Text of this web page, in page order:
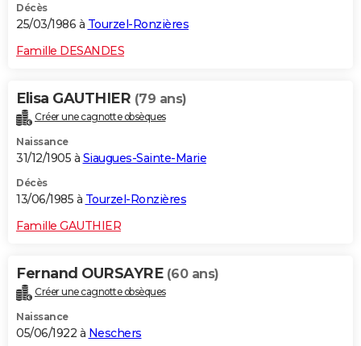
Décès
25/03/1986 à Tourzel-Ronzières
Famille DESANDES
Elisa GAUTHIER (79 ans)
Créer une cagnotte obsèques
Naissance
31/12/1905 à Siaugues-Sainte-Marie
Décès
13/06/1985 à Tourzel-Ronzières
Famille GAUTHIER
Fernand OURSAYRE (60 ans)
Créer une cagnotte obsèques
Naissance
05/06/1922 à Neschers